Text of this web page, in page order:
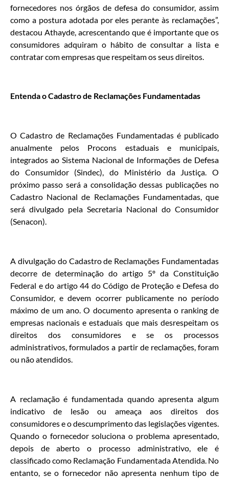
fornecedores nos órgãos de defesa do consumidor, assim
como a postura adotada por eles perante às reclamações”,
destacou Athayde, acrescentando que é importante que os
consumidores adquiram o hábito de consultar a lista e
contratar com empresas que respeitam os seus direitos.
Entenda o Cadastro de Reclamações Fundamentadas
O Cadastro de Reclamações Fundamentadas é publicado
anualmente pelos Procons estaduais e municipais,
integrados ao Sistema Nacional de Informações de Defesa
do Consumidor (Sindec), do Ministério da Justiça. O
próximo passo será a consolidação dessas publicações no
Cadastro Nacional de Reclamações Fundamentadas, que
será divulgado pela Secretaria Nacional do Consumidor
(Senacon).
A divulgação do Cadastro de Reclamações Fundamentadas
decorre de determinação do artigo 5º da Constituição
Federal e do artigo 44 do Código de Proteção e Defesa do
Consumidor, e devem ocorrer publicamente no período
máximo de um ano. O documento apresenta o ranking de
empresas nacionais e estaduais que mais desrespeitam os
direitos dos consumidores e se os processos
administrativos, formulados a partir de reclamações, foram
ou não atendidos.
A reclamação é fundamentada quando apresenta algum
indicativo de lesão ou ameaça aos direitos dos
consumidores e o descumprimento das legislações vigentes.
Quando o fornecedor soluciona o problema apresentado,
depois de aberto o processo administrativo, ele é
classificado como Reclamação Fundamentada Atendida. No
entanto, se o fornecedor não apresenta nenhum tipo de